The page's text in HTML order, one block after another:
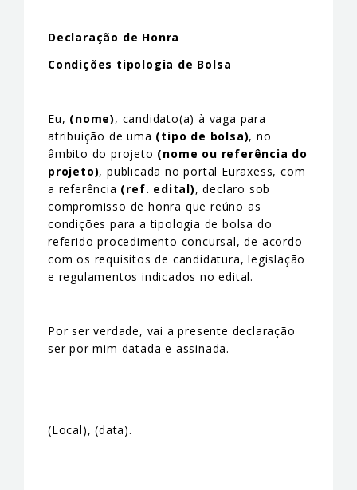
Declaração de Honra
Condições tipologia de Bolsa
Eu, (nome), candidato(a) à vaga para
atribuição de uma (tipo de bolsa), no
âmbito do projeto (nome ou referência do
projeto), publicada no portal Euraxess, com
a referência (ref. edital), declaro sob
compromisso de honra que reúno as
condições para a tipologia de bolsa do
referido procedimento concursal, de acordo
com os requisitos de candidatura, legislação
e regulamentos indicados no edital.
Por ser verdade, vai a presente declaração
ser por mim datada e assinada.
(Local), (data).